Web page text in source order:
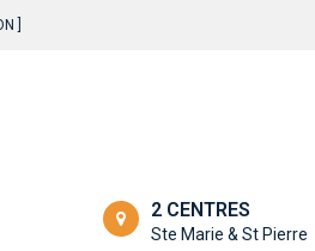
]
2 CENTRES
Ste Marie & St Pierre